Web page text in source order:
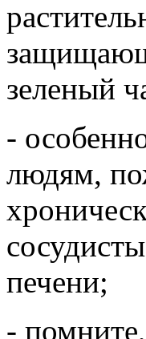
зеленый
-
людям,
печени;
-